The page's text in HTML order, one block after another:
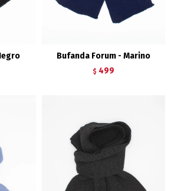
Bufanda Forum - Marino
$ 499